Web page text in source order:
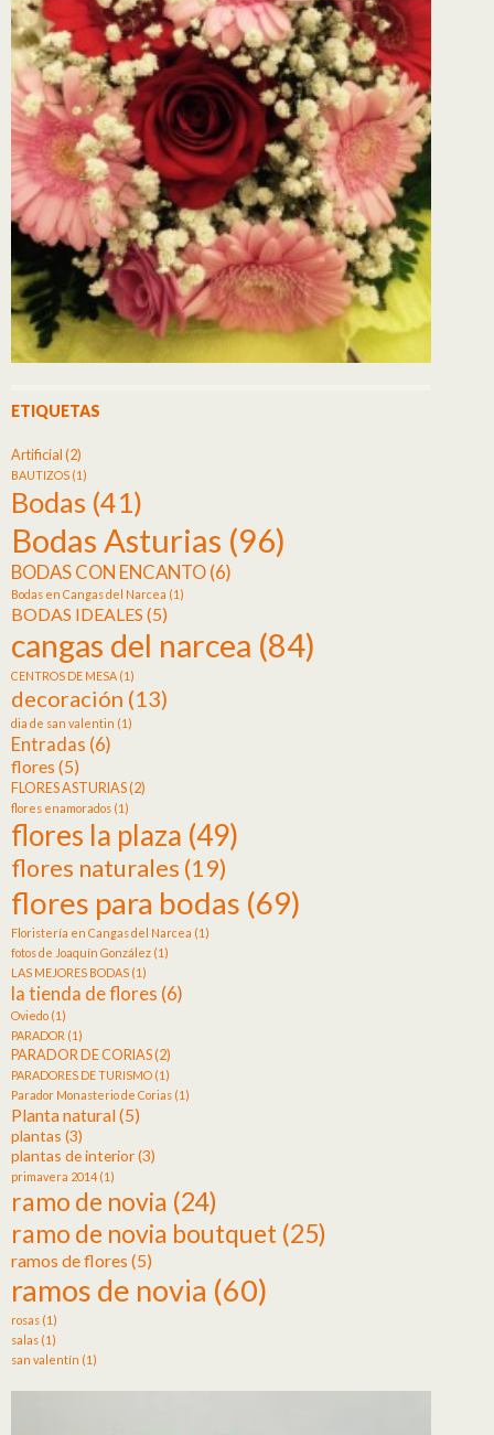
ETIQUETAS
Artificial (2)
BAUTIZOS (1)
Bodas (41)
Bodas Asturias (96)
BODAS CON ENCANTO(6)
Bodas en Cangas del Narcea (1)
BODAS IDEALES (5)
cangas del narcea (84)
CENTROS DE MESA (1)
decoración (13)
dia de san valentin (1)
Entradas (6)
flores (5)
FLORES ASTURIAS(2)
flores enamorados (1)
flores la plaza (49)
flores naturales (19)
flores para bodas (69)
Floristería en Cangas del Narcea (1)
fotos de Joaquín González (1)
LAS MEJORES BODAS (1)
la tienda de flores (6)
Oviedo (1)
PARADOR (1)
PARADOR DE CORIAS(2)
PARADORES DE TURISMO (1)
Parador Monasterio de Corias (1)
Planta natural(5)
plantas (3)
plantas de interior(3)
primavera 2014(1)
ramo de novia (24)
ramo de novia boutquet (25)
ramos de flores (5)
ramos de novia (60)
rosas (1)
salas (1)
san valentín (1)